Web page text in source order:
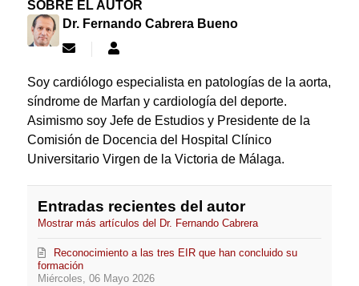
SOBRE EL AUTOR
Dr. Fernando Cabrera Bueno
Suscribirse
las
actualizaciones
Dr.
Cabrera
Bueno
Soy cardiólogo especialista en patologías de la aorta,
síndrome de Marfan y cardiología del deporte.
Asimismo soy Jefe de Estudios y Presidente de la
Comisión de Docencia del Hospital Clínico
Universitario Virgen de la Victoria de Málaga.
Entradas recientes del autor
Mostrar más artículos del Dr. Fernando Cabrera
Miércoles, 06 Mayo 2026
Reconocimiento a las tres EIR que han concluido su
formación